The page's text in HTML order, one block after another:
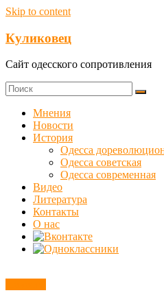
Skip to content
Куликовец
Сайт одесского сопротивления
Мнения
Новости
История
Одесса
Одесса советская
Одесса современная
Видео
Литература
Контакты
О нас